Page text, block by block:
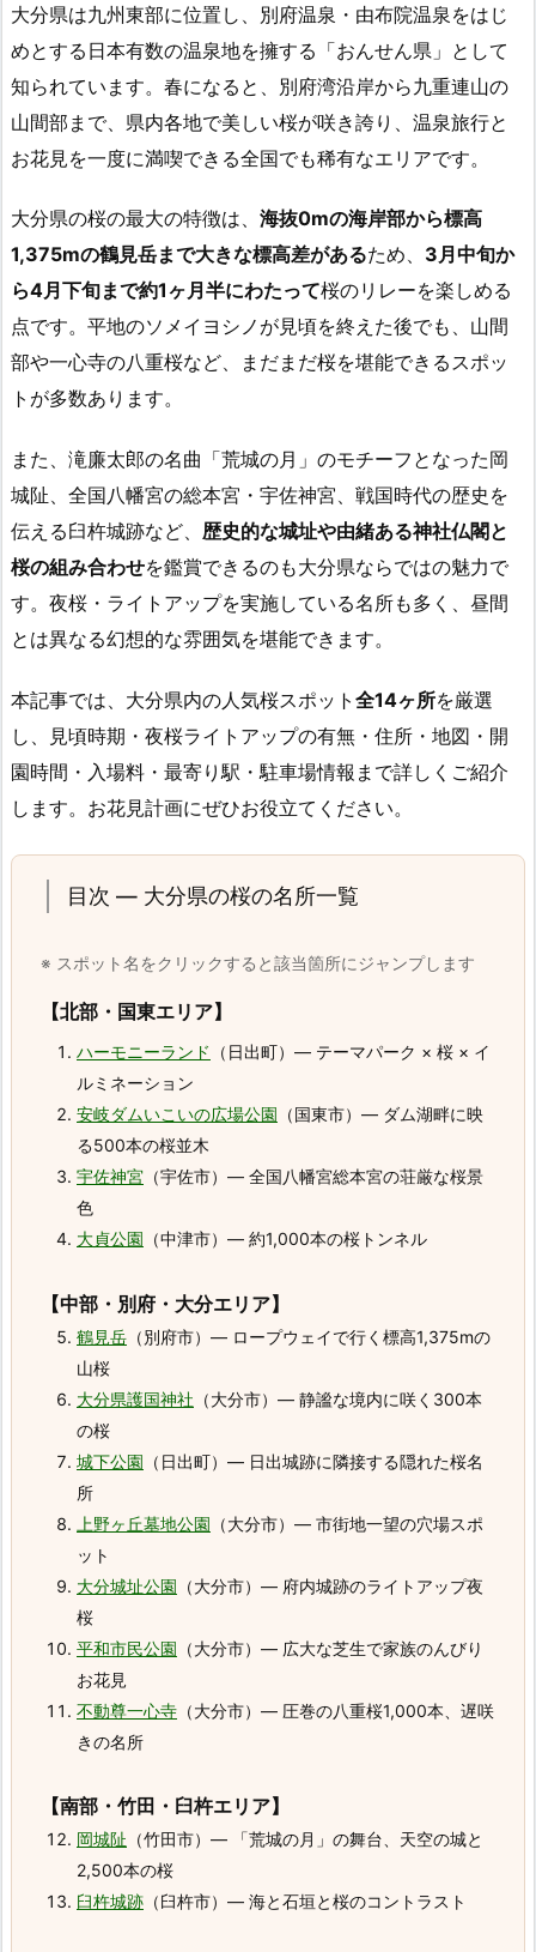
大分県は九州東部に位置し、別府温泉・由布院温泉をはじ
めとする日本有数の温泉地を擁する「おんせん県」として
知られています。春になると、別府湾沿岸から九重連山の
山間部まで、県内各地で美しい桜が咲き誇り、温泉旅行と
お花見を一度に満喫できる全国でも稀有なエリアです。
大分県の桜の最大の特徴は、 海抜0mの海岸部から標高
1,375mの鶴見岳まで大きな標高差があるため、 3月中旬か
ら4月下旬まで約1ヶ月半にわたって桜のリレーを楽しめる
点です。平地のソメイヨシノが見頃を終えた後でも、山間
部や一心寺の八重桜など、まだまだ桜を堪能できるスポッ
トが多数あります。
また、滝廉太郎の名曲「荒城の月」のモチーフとなった岡
城阯、全国八幡宮の総本宮・宇佐神宮、戦国時代の歴史を
伝える臼杵城跡など、 歴史的な城址や由緒ある神社仏閣と
桜の組み合わせを鑑賞できるのも大分県ならではの魅力で
す。夜桜・ライトアップを実施している名所も多く、昼間
とは異なる幻想的な雰囲気を堪能できます。
本記事では、大分県内の人気桜スポット 全14ヶ所を厳選
し、見頃時期・夜桜ライトアップの有無・住所・地図・開
園時間・入場料・最寄り駅・駐車場情報まで詳しくご紹介
します。お花見計画にぜひお役立てください。
目次 ― 大分県の桜の名所一覧
※ スポット名をクリックすると該当箇所にジャンプします
【北部・国東エリア】
ハーモニーランド
（日出町）― テーマパーク × 桜 × イ
ルミネーション
安岐ダムいこいの広場公園 （国東市）― ダム湖畔に映
る500本の桜並木
宇佐神宮 （宇佐市）― 全国八幡宮総本宮の荘厳な桜景
色
大貞公園 （中津市）― 約1,000本の桜トンネル
【中部・別府・大分エリア】
鶴見岳 （別府市）― ロープウェイで行く標高1,375mの
山桜
大分県護国神社 （大分市）― 静謐な境内に咲く300本
の桜
城下公園 （日出町）― 日出城跡に隣接する隠れた桜名
所
上野ヶ丘墓地公園 （大分市）― 市街地一望の穴場スポ
ット
大分城址公園 （大分市）― 府内城跡のライトアップ夜
桜
平和市民公園 （大分市）― 広大な芝生で家族のんびり
お花見
不動尊一心寺 （大分市）― 圧巻の八重桜1,000本、遅咲
きの名所
【南部・竹田・臼杵エリア】
岡城阯 （竹田市）― 「荒城の月」の舞台、天空の城と
2,500本の桜
臼杵城跡 （臼杵市）― 海と石垣と桜のコントラスト